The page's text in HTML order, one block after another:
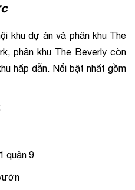
khu dự án và phân khu The
phân khu The Beverly còn
hấp dẫn. Nổi bật nhất gồm
quận 9